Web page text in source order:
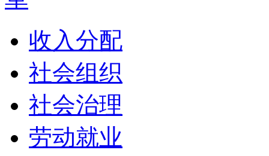
收入分配
社会组织
社会治理
劳动就业